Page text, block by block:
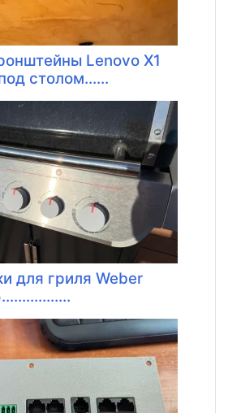
Lenovo X1
столом......
для гриля Weber